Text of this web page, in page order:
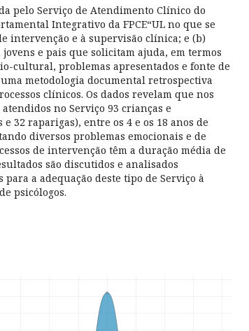
pelo Serviço de Atendimento Clínico do
Integrativo da FPCE“UL no que se
intervenção e à supervisão clínica; e (b)
e pais que solicitam ajuda, em termos
cultural, problemas apresentados e fonte de
metodologia documental retrospectiva
clínicos. Os dados revelam que nos
no Serviço 93 crianças e
e 32 raparigas), entre os 4 e os 18 anos de
diversos problemas emocionais e de
de intervenção têm a duração média de
são discutidos e analisados
a adequação deste tipo de Serviço à
psicólogos.